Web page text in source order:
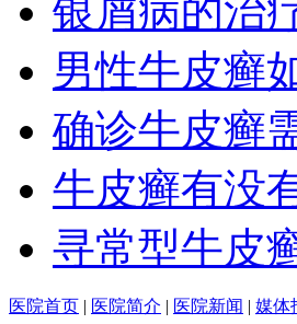
银屑病的治
男性牛皮癣
确诊牛皮癣
牛皮癣有没
寻常型牛皮
医院首页 | 医院简介 | 医院新闻 | 媒体